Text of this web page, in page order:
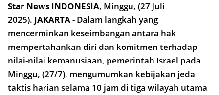
Star News INDONESIA, Minggu, (27 Juli
2025). JAKARTA- Dalam langkah yang
mencerminkan keseimbangan antara hak
mempertahankan diri dan komitmen terhadap
nilai-nilai kemanusiaan, pemerintah Israel pada
Minggu, (27/7), mengumumkan kebijakan jeda
taktis harian selama 10 jam di tiga wilayah utama